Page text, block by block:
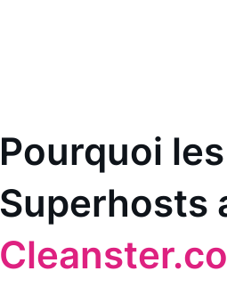
Pourquoi les
Superhosts